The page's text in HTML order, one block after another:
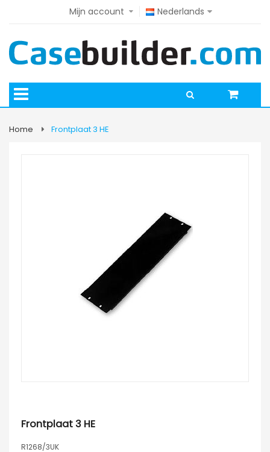
Nederlands
Mijn account
Home Frontplaat 3 HE
Frontplaat 3 HE
R1268/3UK